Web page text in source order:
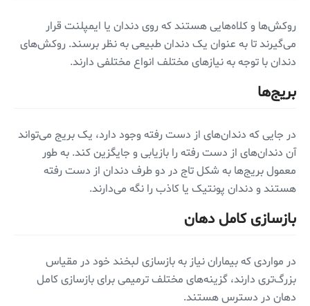
روکش‌ها و کلاه‌هایی هستند که روی دندان یا ایمپلنت قرار
می‌گیرند تا به عنوان یک دندان طبیعی به نظر برسند. روکش‌های
دندان با توجه به نیازهای مختلف انواع مختلفی دارند.
بریج‌ها
در جایی که دندان‌های از دست رفته وجود دارد، یک بریج می‌تواند
آن دندان‌های از دست رفته را بازیابی و جایگزین کند. به طور
معمول بریج‌ها به شکل تاج در دو طرف دندان از دست رفته
هستند و دندان پونتیک یا کاذب را نگه می‌دارند.
بازسازی کامل دهان
در مواردی که بیماران نیاز به بازسازی لبخند خود در مقیاس
بزرگ‌تری دارند، گزینه‌های مختلف ترمیمی برای بازسازی کامل
دهان در دسترس هستند.